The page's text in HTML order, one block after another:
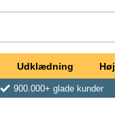
Udklædning
900.000+ glade kunder